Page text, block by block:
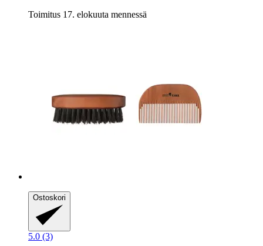
Toimitus 17. elokuuta mennessä
Ostoskori
5.0 (3)